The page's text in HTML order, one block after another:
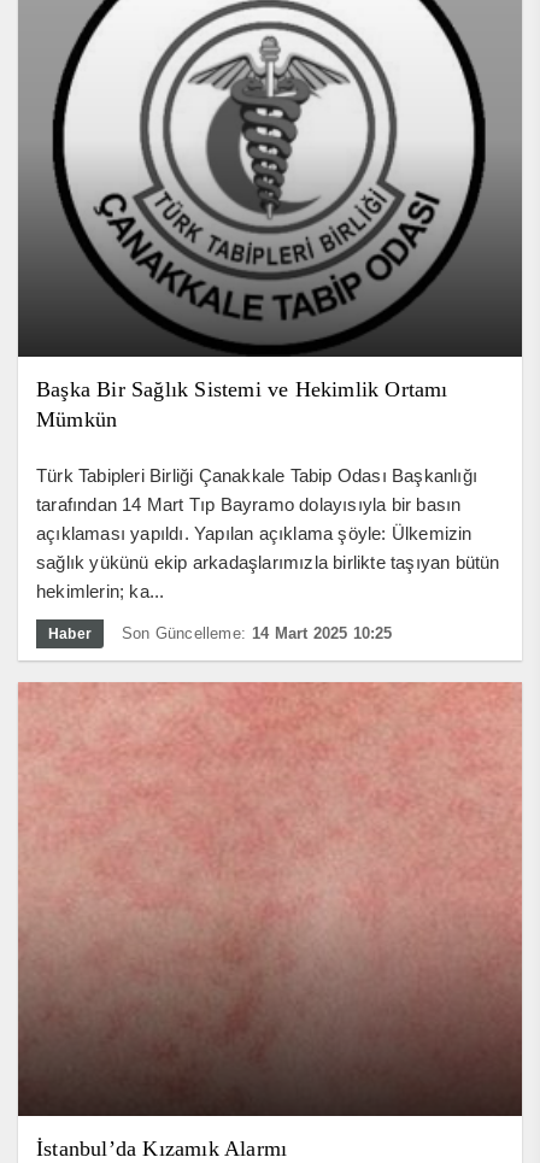
Başka Bir Sağlık Sistemi ve Hekimlik Ortamı
Mümkün
Türk Tabipleri Birliği Çanakkale Tabip Odası Başkanlığı
tarafından 14 Mart Tıp Bayramo dolayısıyla bir basın
açıklaması yapıldı. Yapılan açıklama şöyle: Ülkemizin
sağlık yükünü ekip arkadaşlarımızla birlikte taşıyan bütün
hekimlerin; ka...
Haber Son Güncelleme: 14 Mart 2025 10:25
İstanbul’da Kızamık Alarmı